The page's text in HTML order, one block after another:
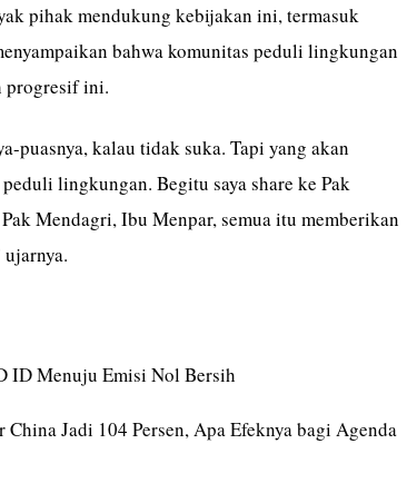
pihak mendukung kebijakan ini, termasuk
bahwa komunitas peduli lingkungan
progresif ini.
puasnya, kalau tidak suka. Tapi yang akan
lingkungan. Begitu saya share ke Pak
Mendagri, Ibu Menpar, semua itu memberikan
ID Menuju Emisi Nol Bersih
Jadi 104 Persen, Apa Efeknya bagi Agenda